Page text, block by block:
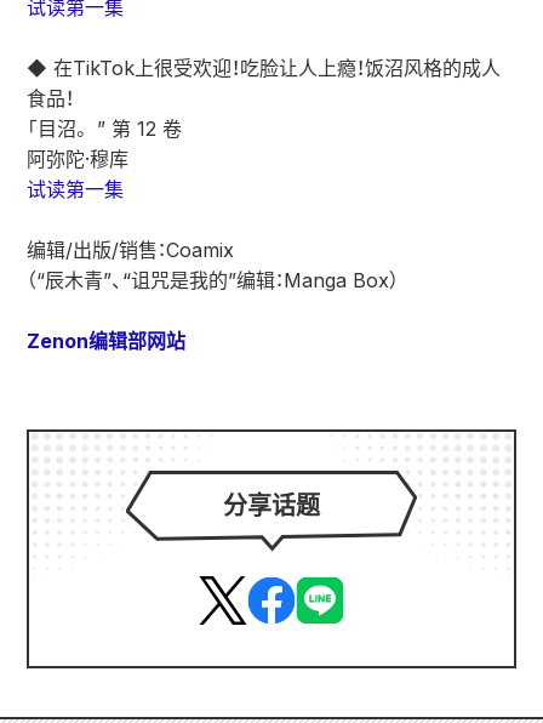
试读第一集
◆ 在TikTok上很受欢迎！吃脸让人上瘾！饭沼风格的成人
食品！
「目沼。 ” 第 12 卷
阿弥陀·穆库
试读第一集
编辑/出版/销售：Coamix
（“辰木青”、“诅咒是我的”编辑：Manga Box）
Zenon编辑部网站
分享话题